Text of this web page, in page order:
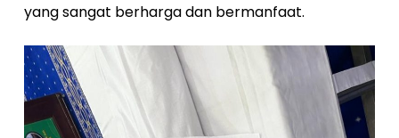
yang sangat berharga dan bermanfaat.